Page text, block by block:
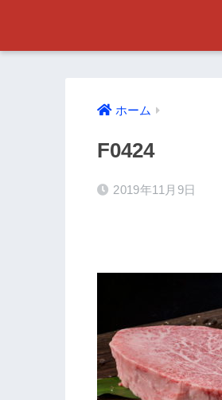
ホーム
F0424
2019年11月9日